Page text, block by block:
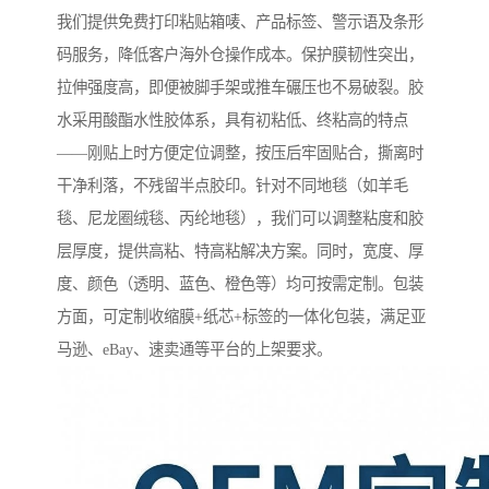
我们提供免费打印粘贴箱唛、产品标签、警示语及条形
码服务，降低客户海外仓操作成本。保护膜韧性突出，
拉伸强度高，即便被脚手架或推车碾压也不易破裂。胶
水采用酸酯水性胶体系，具有初粘低、终粘高的特点
——刚贴上时方便定位调整，按压后牢固贴合，撕离时
干净利落，不残留半点胶印。针对不同地毯（如羊毛
毯、尼龙圈绒毯、丙纶地毯），我们可以调整粘度和胶
层厚度，提供高粘、特高粘解决方案。同时，宽度、厚
度、颜色（透明、蓝色、橙色等）均可按需定制。包装
方面，可定制收缩膜+纸芯+标签的一体化包装，满足亚
马逊、eBay、速卖通等平台的上架要求。